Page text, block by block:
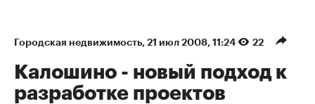
Городская недвижимость⁠, 21 июл 2008, 11:24 22
Калошино - новый подход к
разработке проектов